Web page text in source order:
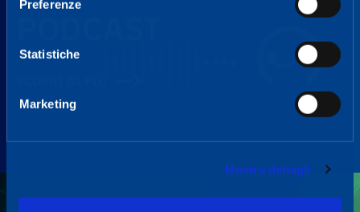
Preferenze
Statistiche
Marketing
Mostra dettagli